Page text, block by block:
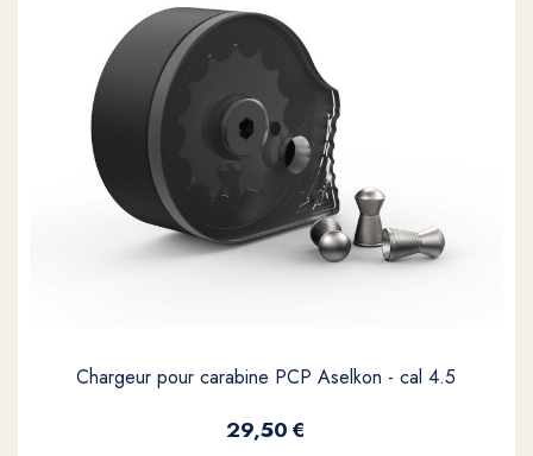
Chargeur pour carabine PCP Aselkon - cal 4.5
29,50€